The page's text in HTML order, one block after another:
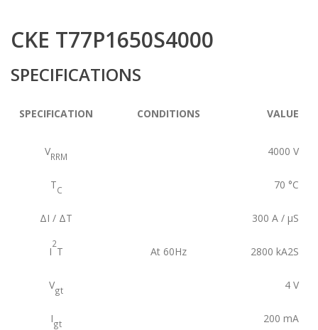
CKE T77P1650S4000
SPECIFICATIONS
SPECIFICATION CONDITIONS VALUE
VRRM 4000 V
TC 70 °C
ΔI / ΔT 300 A / µS
I
2
T At 60Hz 2800 kA2S
Vgt 4 V
Igt 200 mA